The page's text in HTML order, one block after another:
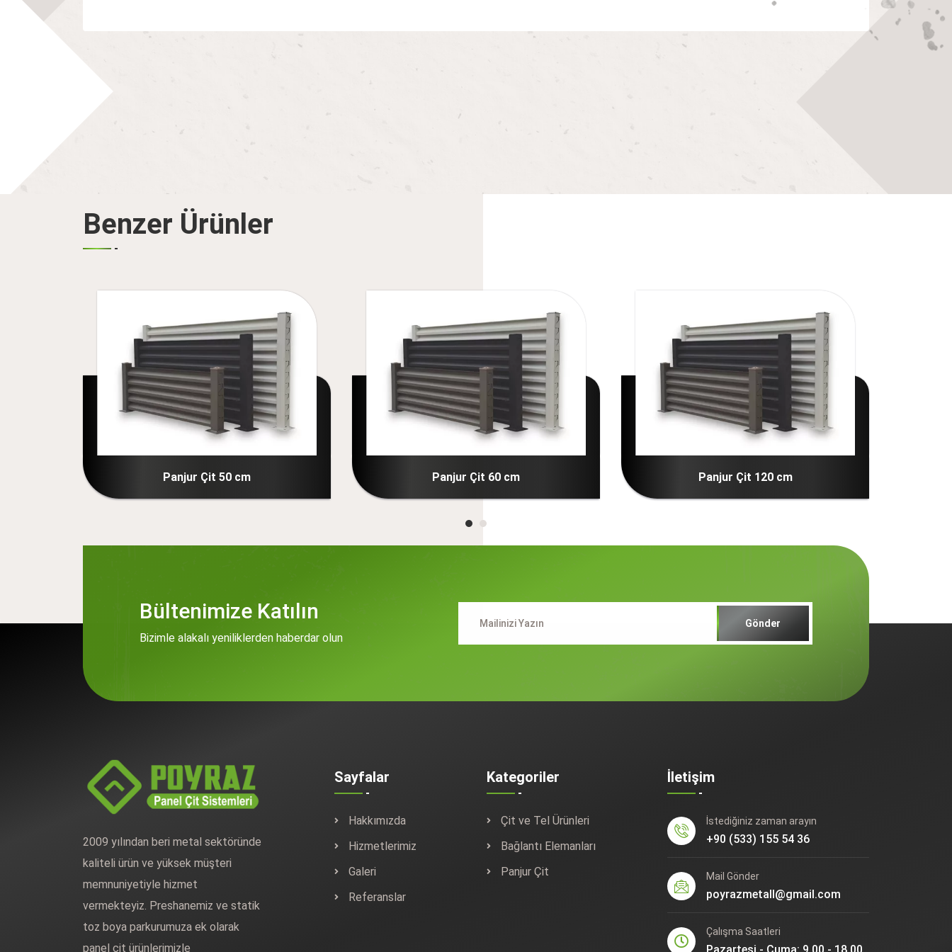
Benzer Ürünler
Panjur Çit 60 cm Panjur Çit 120 cm Panjur Çit 150 cm
Bültenimize Katılın
Bizimle alakalı yeniliklerden haberdar olun
Gönder
2009 yılından beri metal sektöründe
kaliteli ürün ve yüksek müşteri
memnuniyetiyle hizmet
vermekteyiz. Preshanemiz ve statik
toz boya parkurumuza ek olarak
panel çit ürünlerimizle
Sayfalar
Hakkımızda
Hizmetlerimiz
Galeri
Referanslar
Kategoriler
Çit ve Tel Ürünleri
Bağlantı Elemanları
Panjur Çit
İletişim
İstediğiniz zaman arayın
+90 (533) 155 54 36
Mail Gönder
poyrazmetall@gmail.com
Çalışma Saatleri
Pazartesi - Cuma: 9.00 - 18.00